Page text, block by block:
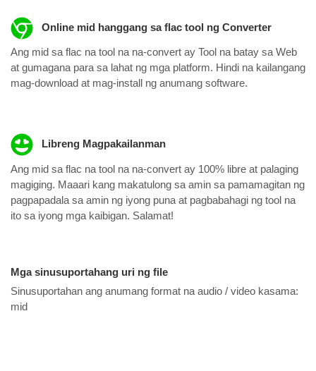
Online mid hanggang sa flac tool ng Converter
Ang mid sa flac na tool na na-convert ay Tool na batay sa Web
at gumagana para sa lahat ng mga platform. Hindi na kailangang
mag-download at mag-install ng anumang software.
Libreng Magpakailanman
Ang mid sa flac na tool na na-convert ay 100% libre at palaging
magiging. Maaari kang makatulong sa amin sa pamamagitan ng
pagpapadala sa amin ng iyong puna at pagbabahagi ng tool na
ito sa iyong mga kaibigan. Salamat!
Mga sinusuportahang uri ng file
Sinusuportahan ang anumang format na audio / video kasama:
mid